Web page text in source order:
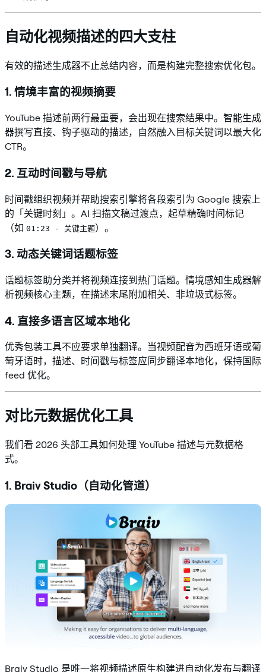
自动化视频描述的四大支柱
有效的描述生成器不止总结内容，而是构建完整搜索优化包。
1. 情境丰富的视频摘要
YouTube 描述前两行最重要，会出现在搜索结果中。智能生成
器撰写直接、钩子驱动的描述，自然融入目标关键词以最大化
CTR。
2. 互动时间戳与导航
时间戳组织视频并帮助搜索引擎将各段索引为 Google 搜索上
的「关键时刻」。AI 扫描文稿过渡点，起草精确时间标记
（如 01:23 - 关键主题）。
3. 动态关键词话题标签
话题标签助分类并将视频连接到热门话题。情境感知生成器解
析视频核心主题，在描述末尾附加相关、非垃圾式标签。
4. 直接多语言区域本地化
优秀包装工具不应要求单独翻译。当视频配音为西班牙语或葡
萄牙语时，描述、时间戳与标签应同步翻译本地化，保持国际
feed 优化。
对比元数据优化工具
我们看 2026 头部工具如何处理 YouTube 描述与元数据格
式。
1. Braiv Studio（自动化管道）
Braiv Studio 是唯一将视频描述原生构建进自动化发布与翻译